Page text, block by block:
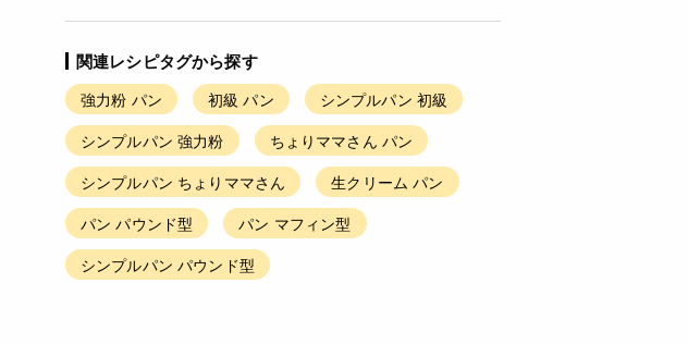
関連レシピタグから探す
強力粉 パン 初級 パン
シンプルパン 初級
シンプルパン 強力粉
ちょりママさん パン
シンプルパン ちょりママさん
生クリーム パン
パン パウンド型
パン マフィン型
シンプルパン パウンド型